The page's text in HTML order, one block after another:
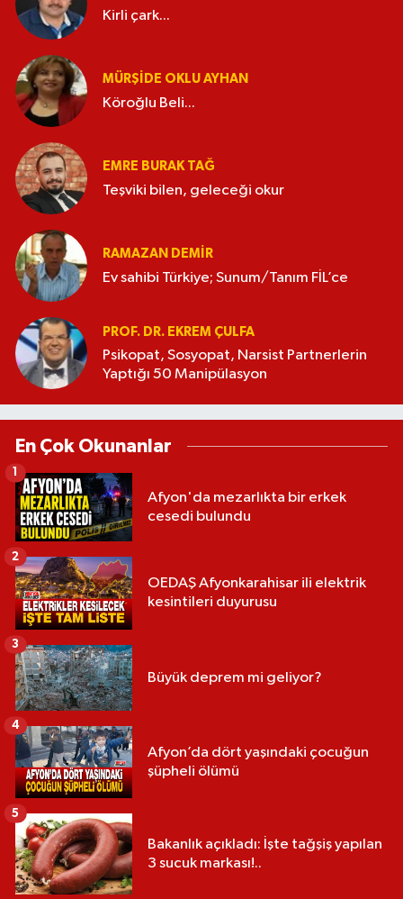
Kirli çark...
MÜRŞIDE OKLU AYHAN
Köroğlu Beli...
EMRE BURAK TAĞ
Teşviki bilen, geleceği okur
RAMAZAN DEMİR
Ev sahibi Türkiye; Sunum/Tanım FİL’ce
PROF. DR. EKREM ÇULFA
Psikopat, Sosyopat, Narsist Partnerlerin
Yaptığı 50 Manipülasyon
En Çok Okunanlar
Afyon'da mezarlıkta bir erkek
cesedi bulundu
1
OEDAŞ Afyonkarahisar ili elektrik
kesintileri duyurusu
2
Büyük deprem mi geliyor?
3
Afyon’da dört yaşındaki çocuğun
şüpheli ölümü
4
Bakanlık açıkladı: İşte tağşiş yapılan
3 sucuk markası!..
5